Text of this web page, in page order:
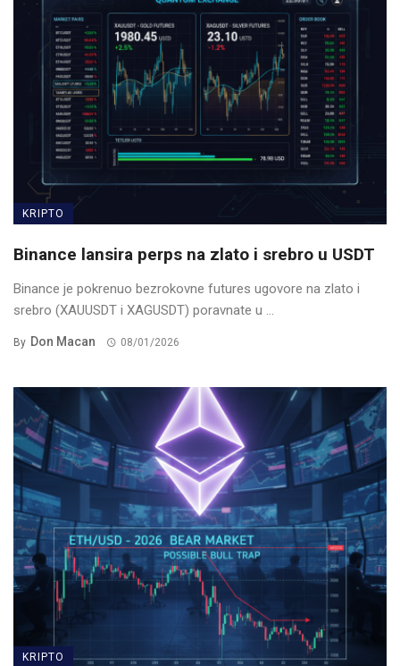
KRIPTO
Binance lansira perps na zlato i srebro u USDT
Binance je pokrenuo bezrokovne futures ugovore na zlato i
srebro (XAUUSDT i XAGUSDT) poravnate u ...
By Don Macan 08/01/2026
KRIPTO